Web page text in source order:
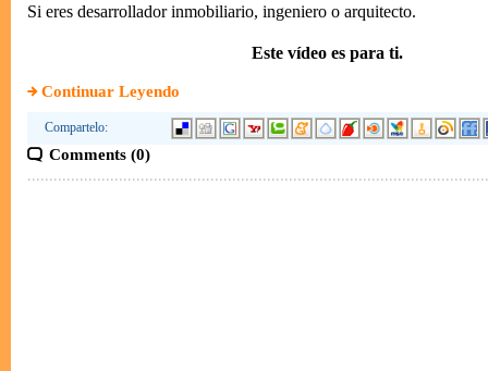
Si eres desarrollador inmobiliario, ingeniero o arquitecto.
Este vídeo es para ti.
Continuar Leyendo
Compartelo:
Comments (0)